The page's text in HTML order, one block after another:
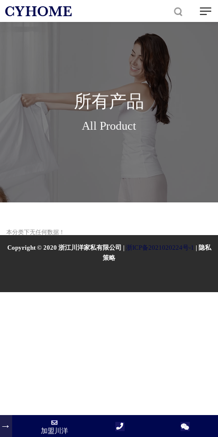
所有产品
All Product
本分类下无任何数据！
Copyright © 2020 浙江川洋家私有限公司 | 浙ICP备2021020224号-1 | 隐私
策略
加盟川洋
加盟川洋